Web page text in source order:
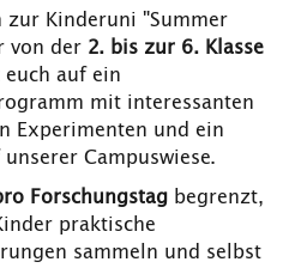
zur Kinderuni "Summer
von der 2. bis zur 6. Klasse
auf ein
mit interessanten
Experimenten und ein
Campuswiese.
Forschungstag begrenzt,
praktische
sammeln und selbst